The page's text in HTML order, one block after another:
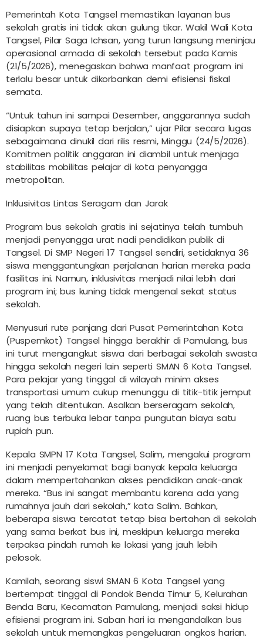
Pemerintah Kota Tangsel memastikan layanan bus
sekolah gratis ini tidak akan gulung tikar. Wakil Wali Kota
Tangsel, Pilar Saga Ichsan, yang turun langsung meninjau
operasional armada di sekolah tersebut pada Kamis
(21/5/2026), menegaskan bahwa manfaat program ini
terlalu besar untuk dikorbankan demi efisiensi fiskal
semata.
“Untuk tahun ini sampai Desember, anggarannya sudah
disiapkan supaya tetap berjalan,” ujar Pilar secara lugas
sebagaimana dinukil dari rilis resmi, Minggu (24/5/2026).
Komitmen politik anggaran ini diambil untuk menjaga
stabilitas mobilitas pelajar di kota penyangga
metropolitan.
Inklusivitas Lintas Seragam dan Jarak
Program bus sekolah gratis ini sejatinya telah tumbuh
menjadi penyangga urat nadi pendidikan publik di
Tangsel. Di SMP Negeri 17 Tangsel sendiri, setidaknya 36
siswa menggantungkan perjalanan harian mereka pada
fasilitas ini. Namun, inklusivitas menjadi nilai lebih dari
program ini; bus kuning tidak mengenal sekat status
sekolah.
Menyusuri rute panjang dari Pusat Pemerintahan Kota
(Puspemkot) Tangsel hingga berakhir di Pamulang, bus
ini turut mengangkut siswa dari berbagai sekolah swasta
hingga sekolah negeri lain seperti SMAN 6 Kota Tangsel.
Para pelajar yang tinggal di wilayah minim akses
transportasi umum cukup menunggu di titik-titik jemput
yang telah ditentukan. Asalkan berseragam sekolah,
ruang bus terbuka lebar tanpa pungutan biaya satu
rupiah pun.
Kepala SMPN 17 Kota Tangsel, Salim, mengakui program
ini menjadi penyelamat bagi banyak kepala keluarga
dalam mempertahankan akses pendidikan anak-anak
mereka. “Bus ini sangat membantu karena ada yang
rumahnya jauh dari sekolah,” kata Salim. Bahkan,
beberapa siswa tercatat tetap bisa bertahan di sekolah
yang sama berkat bus ini, meskipun keluarga mereka
terpaksa pindah rumah ke lokasi yang jauh lebih
pelosok.
Kamilah, seorang siswi SMAN 6 Kota Tangsel yang
bertempat tinggal di Pondok Benda Timur 5, Kelurahan
Benda Baru, Kecamatan Pamulang, menjadi saksi hidup
efisiensi program ini. Saban hari ia mengandalkan bus
sekolah untuk memangkas pengeluaran ongkos harian.